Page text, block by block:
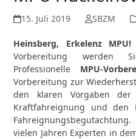
15. Juli 2019 SBZM
Heinsberg, Erkelenz MPU!
Vorbereitung
Professionelle MPU-
Vorbereitung zur
den klaren Vorgaben der
Kraftfahreignung und den
vielen Jahren Experten in